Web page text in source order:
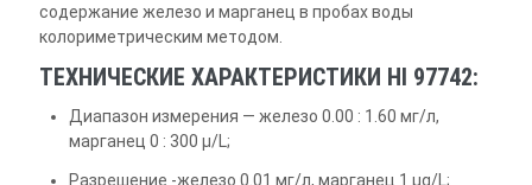
содержание железо и марганец в пробах воды
колориметрическим методом.
ТЕХНИЧЕСКИЕ ХАРАКТЕРИСТИКИ HI 97742:
Диапазон измерения — железо 0.00 : 1.60 мг/л,
марганец 0 : 300 µ/L;
Разрешение -железо 0.01 мг/л, марганец 1 µg/L;